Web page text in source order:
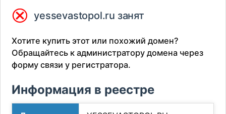
⮿ yessevastopol.ru занят
Хотите купить этот или похожий домен?
Обращайтесь к администратору домена через
форму связи у регистратора.
Информация в реестре